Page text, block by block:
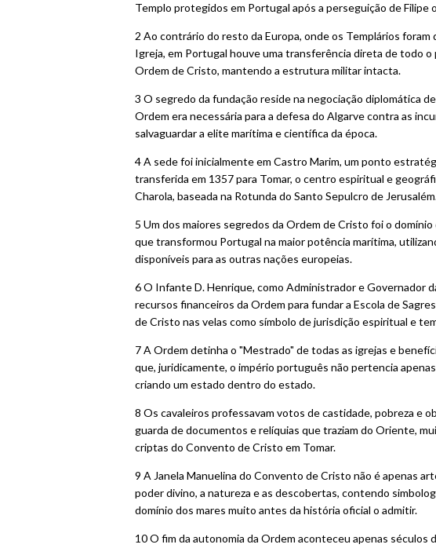
Templo protegidos em Portugal após a perseguição de Filipe
2 Ao contrário do resto da Europa, onde os Templários
Igreja, em Portugal houve uma transferência direta de todo
Ordem de Cristo, mantendo a estrutura militar intacta.
3 O segredo da fundação reside na negociação diplomática
Ordem era necessária para a defesa do Algarve contra as
salvaguardar a elite marítima e científica da época.
4 A sede foi inicialmente em Castro Marim, um ponto
transferida em 1357 para Tomar, o centro espiritual e
Charola, baseada na Rotunda do Santo Sepulcro de
5 Um dos maiores segredos da Ordem de Cristo foi o
que transformou Portugal na maior potência marítima,
disponíveis para as outras nações europeias.
6 O Infante D. Henrique, como Administrador e Governador
recursos financeiros da Ordem para fundar a Escola de
de Cristo nas velas como símbolo de jurisdição espiritual e
7 A Ordem detinha o "Mestrado" de todas as igrejas e
que, juridicamente, o império português não pertencia
criando um estado dentro do estado.
8 Os cavaleiros professavam votos de castidade, pobreza e
guarda de documentos e relíquias que traziam do Oriente,
criptas do Convento de Cristo em Tomar.
9 A Janela Manuelina do Convento de Cristo não é apenas
poder divino, a natureza e as descobertas, contendo
domínio dos mares muito antes da história oficial o admitir.
10 O fim da autonomia da Ordem aconteceu apenas séculos